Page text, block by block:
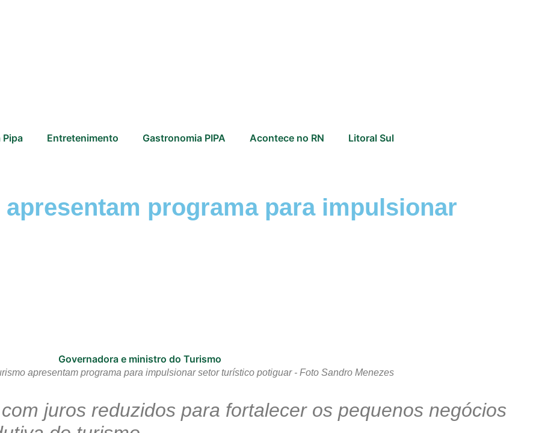
Pipa Entretenimento Gastronomia PIPA Acontece no RN Litoral Sul
programa para impulsionar
apresentam programa para impulsionar setor turístico potiguar - Foto Sandro Menezes
juros reduzidos para fortalecer os pequenos negócios